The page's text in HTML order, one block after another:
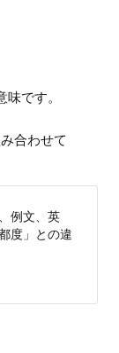
です。
合わせて
例文、英
度」との違